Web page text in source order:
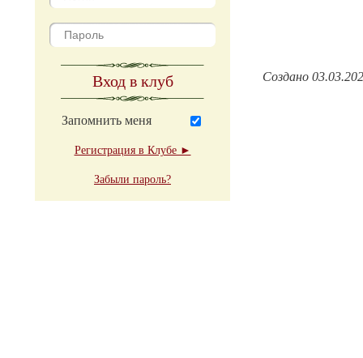
Вход в клуб
Запомнить меня
Регистрация в Клубе ►
Забыли пароль?
Создано